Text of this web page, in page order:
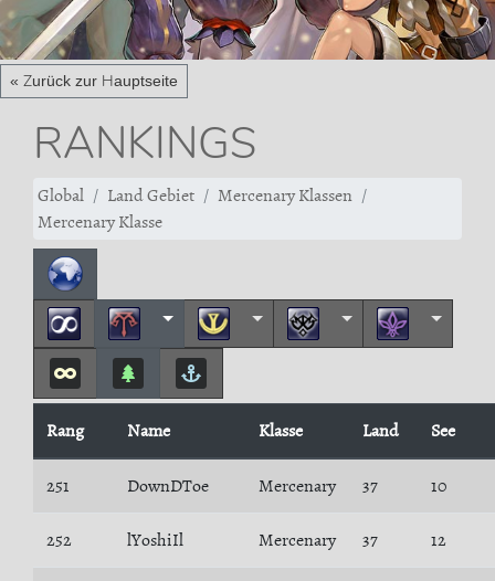
« Zurück zur Hauptseite
RANKINGS
Global Land Gebiet
Mercenary Klassen
Mercenary Klasse
Rang Name Klasse Land See
251 DownDToe Mercenary 37 10
252 lYoshiIl Mercenary 37 12